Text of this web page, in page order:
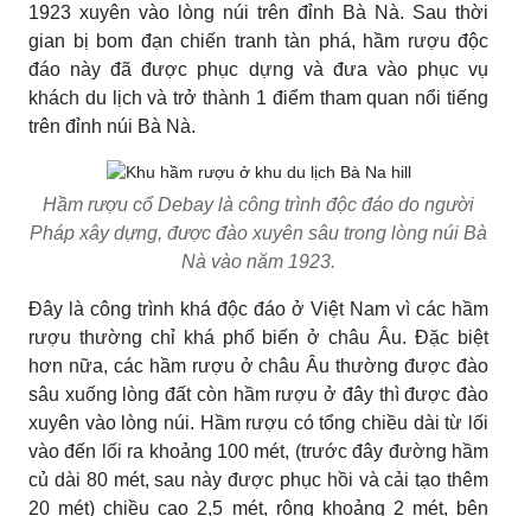
1923 xuyên vào lòng núi trên đỉnh Bà Nà. Sau thời
gian bị bom đạn chiến tranh tàn phá, hầm rượu độc
đáo này đã được phục dựng và đưa vào phục vụ
khách du lịch và trở thành 1 điểm tham quan nổi tiếng
trên đỉnh núi Bà Nà.
Hầm rượu cổ Debay là công trình độc đáo do người
Pháp xây dựng, được đào xuyên sâu trong lòng núi Bà
Nà vào năm 1923.
Đây là công trình khá độc đáo ở Việt Nam vì các hầm
rượu thường chỉ khá phổ biến ở châu Âu. Đặc biệt
hơn nữa, các hầm rượu ở châu Âu thường được đào
sâu xuống lòng đất còn hầm rượu ở đây thì được đào
xuyên vào lòng núi. Hầm rượu có tổng chiều dài từ lối
vào đến lối ra khoảng 100 mét, (trước đây đường hầm
củ dài 80 mét, sau này được phục hồi và cải tạo thêm
20 mét) chiều cao 2,5 mét, rộng khoảng 2 mét, bên